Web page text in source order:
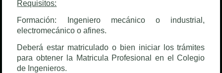
Requisitos:
Formación: Ingeniero mecánico o industrial,
electromecánico o afines.
Deberá estar matriculado o bien iniciar los trámites
para obtener la Matricula Profesional en el Colegio
de Ingenieros.